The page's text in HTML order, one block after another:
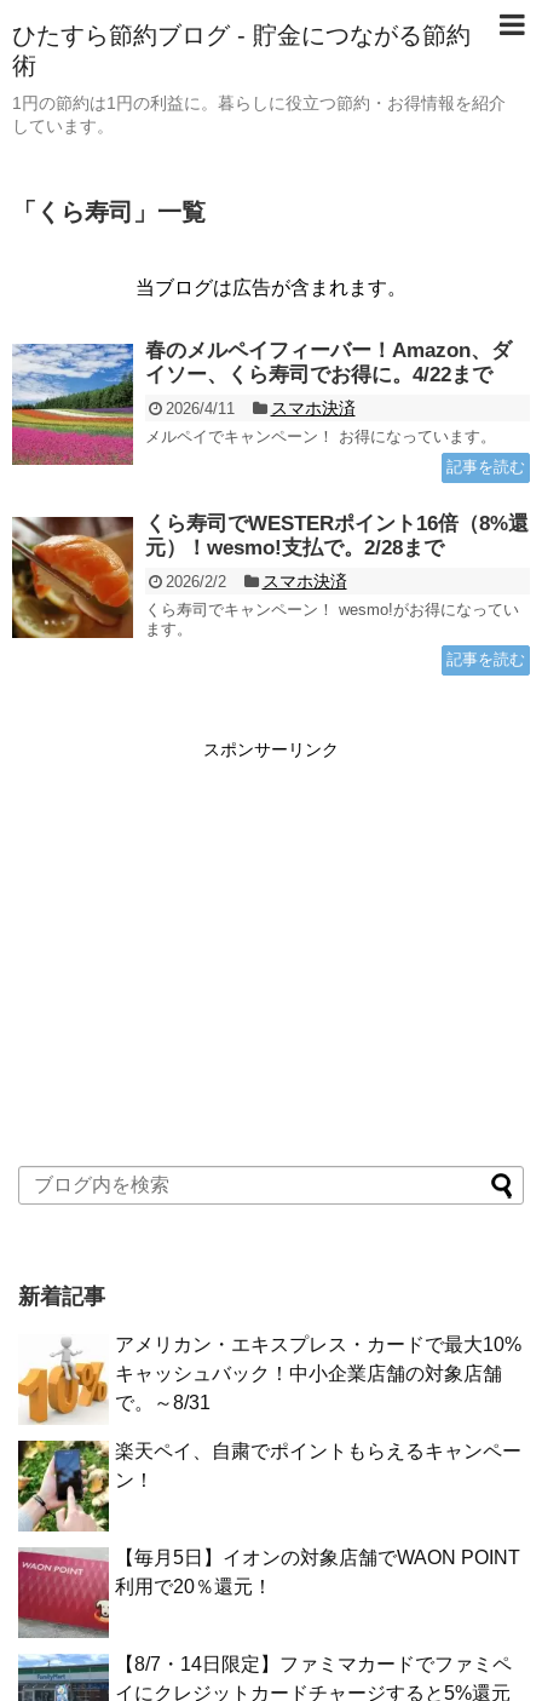
ひたすら節約ブログ - 貯金につながる節約
術
1円の節約は1円の利益に。暮らしに役立つ節約・お得情報を紹介
しています。
「 くら寿司 」 一覧
当ブログは広告が含まれます。
春のメルペイフィーバー！Amazon、ダ
イソー、くら寿司でお得に。4/22まで
2026/4/11 スマホ決済
メルペイでキャンペーン！ お得になっています。
記事を読む
くら寿司でWESTERポイント16倍（8%還
元）！wesmo!支払で。2/28まで
2026/2/2 スマホ決済
くら寿司でキャンペーン！ wesmo!がお得になってい
ます。
記事を読む
スポンサーリンク
新着記事
アメリカン・エキスプレス・カードで最大10%
キャッシュバック！中小企業店舗の対象店舗
で。～8/31
楽天ペイ、自粛でポイントもらえるキャンペー
ン！
【毎月5日】イオンの対象店舗でWAON POINT
利用で20％還元！
【8/7・14日限定】ファミマカードでファミペ
イにクレジットカードチャージすると5%還元